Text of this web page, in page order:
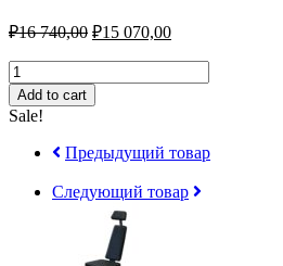
₽16 740,00 ₽15 070,00
Кресло
«Виктория»
пневматическое
для
визажа
Add to cart
Sale!
Предыдущий товар
Следующий товар